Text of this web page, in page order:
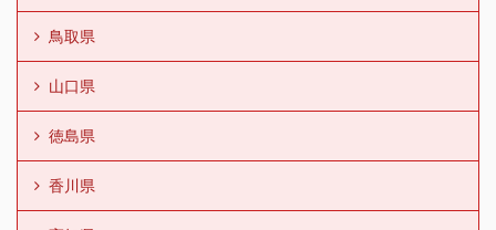
鳥取県
山口県
徳島県
香川県